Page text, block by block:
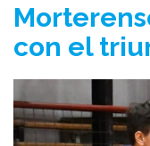
con el